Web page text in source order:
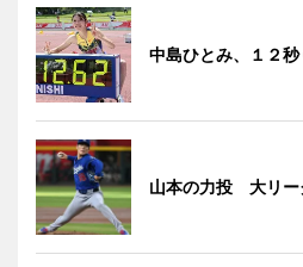
中島ひとみ、１２
山本の力投 大リー